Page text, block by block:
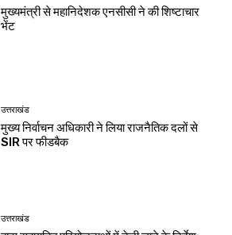
मुख्यमंत्री से महानिदेशक एनसीसी ने की शिष्टाचार
भेंट
उत्तराखंड
मुख्य निर्वाचन अधिकारी ने लिया राजनैतिक दलों से
SIR पर फीडबैक
उत्तराखंड